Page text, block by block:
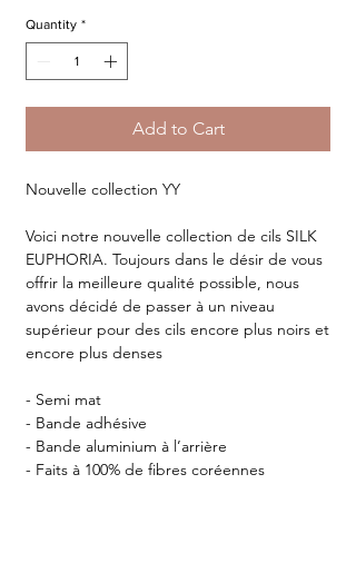
Quantity *
Add to Cart
Nouvelle collection YY
Voici notre nouvelle collection de cils SILK
EUPHORIA. Toujours dans le désir de vous
offrir la meilleure qualité possible, nous
avons décidé de passer à un niveau
supérieur pour des cils encore plus noirs et
encore plus denses
- Semi mat
- Bande adhésive
- Bande aluminium à l’arrière
- Faits à 100% de fibres coréennes